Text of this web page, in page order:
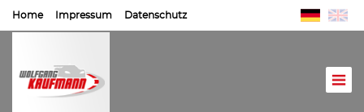
Home Impressum Datenschutz